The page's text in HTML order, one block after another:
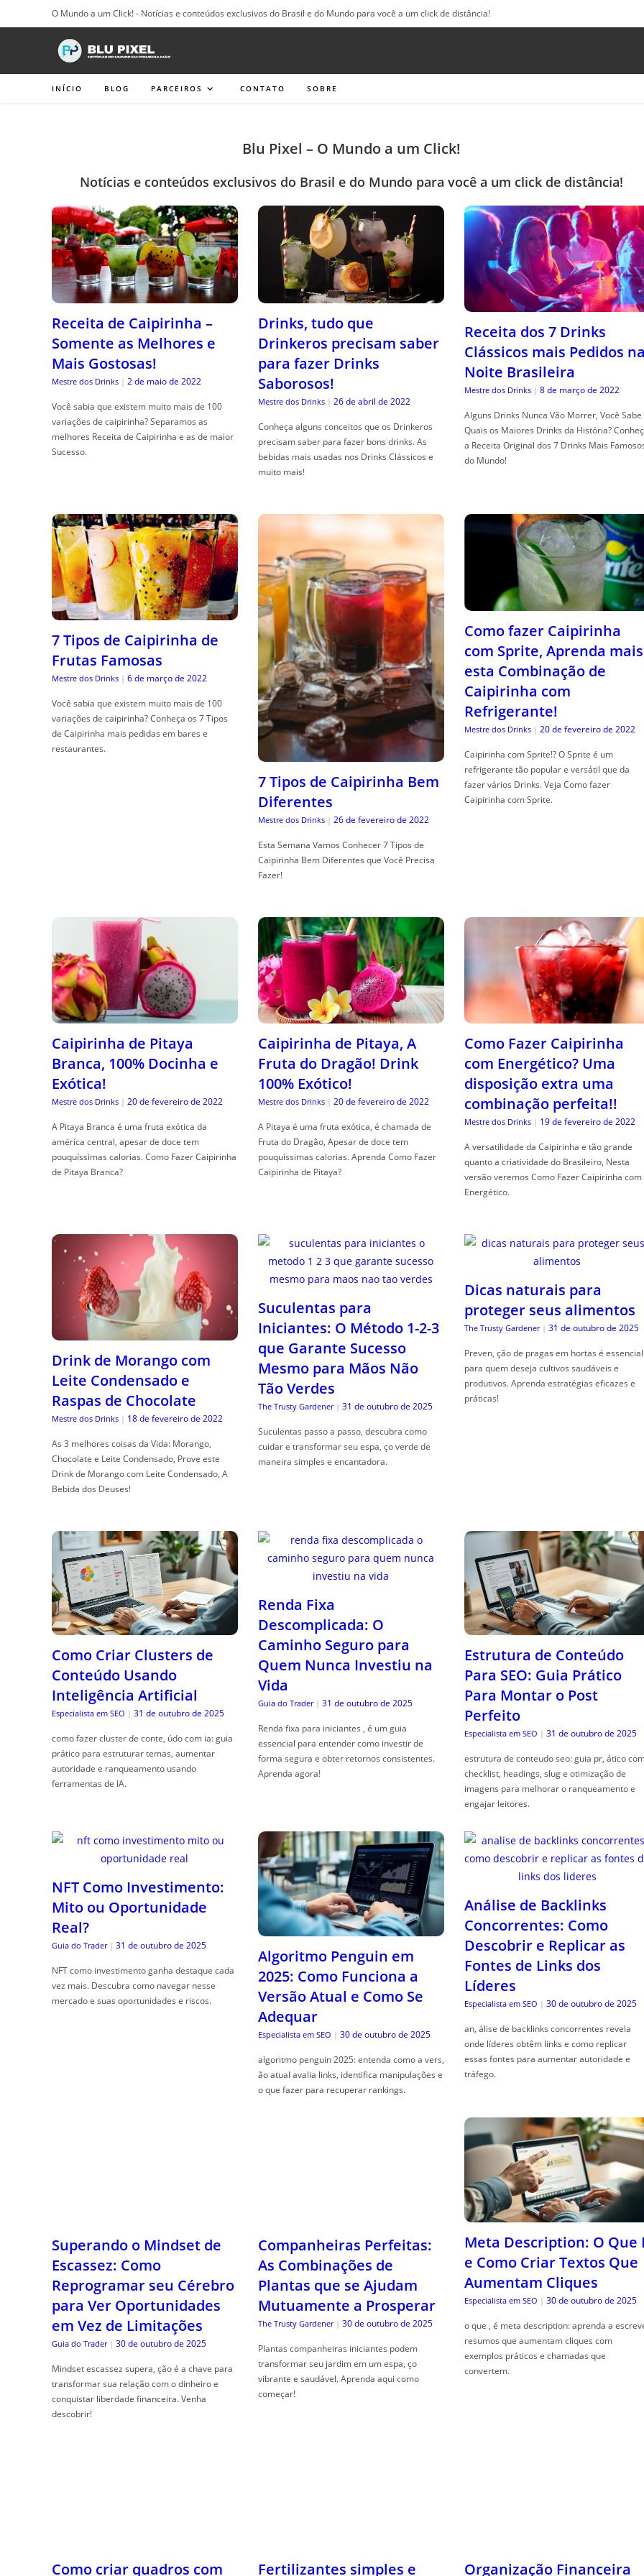
para
O Mundo a um Click! - Notícias e conteúdos exclusivos do Brasil e do Mundo para você a um click de distância!
INÍCIO BLOG PARCEIROS CONTATO SOBRE
Blu Pixel – O Mundo a um Click!
Notícias e conteúdos exclusivos do Brasil e do Mundo para você a um click de distância!
Receita de Caipirinha –
Somente as Melhores e
Mais Gostosas!
Mestre dos Drinks | 2 de maio de 2022
Você sabia que existem muito mais de 100
variações de caipirinha? Separamos as
melhores Receita de Caipirinha e as de maior
Sucesso.
Drinks, tudo que
Drinkeros precisam saber
para fazer Drinks
Saborosos!
Mestre dos Drinks | 26 de abril de 2022
Conheça alguns conceitos que os Drinkeros
precisam saber para fazer bons drinks. As
bebidas mais usadas nos Drinks Clássicos e
muito mais!
Receita dos 7 Drinks
Clássicos mais Pedidos
Noite Brasileira
Mestre dos Drinks | 8 de março de 2022
Alguns Drinks Nunca Vão Morrer, Você Sabe
Quais os Maiores Drinks da História?
a Receita Original dos 7 Drinks Mais
do Mundo!
7 Tipos de Caipirinha de
Frutas Famosas
Mestre dos Drinks | 6 de março de 2022
Você sabia que existem muito mais de 100
variações de caipirinha? Conheça os 7 Tipos
de Caipirinha mais pedidas em bares e
restaurantes.
7 Tipos de Caipirinha Bem
Diferentes
Mestre dos Drinks | 26 de fevereiro de 2022
Esta Semana Vamos Conhecer 7 Tipos de
Caipirinha Bem Diferentes que Você Precisa
Fazer!
Como fazer Caipirinha
com Sprite, Aprenda mais
esta Combinação de
Caipirinha com
Refrigerante!
Mestre dos Drinks | 20 de fevereiro de 2022
Caipirinha com Sprite!? O Sprite é um
refrigerante tão popular e versátil que da
fazer vários Drinks. Veja Como fazer
Caipirinha com Sprite.
Caipirinha de Pitaya
Branca, 100% Docinha e
Exótica!
Mestre dos Drinks | 20 de fevereiro de 2022
A Pitaya Branca é uma fruta exótica da
américa central, apesar de doce tem
pouquíssimas calorias. Como Fazer Caipirinha
de Pitaya Branca?
Caipirinha de Pitaya, A
Fruta do Dragão! Drink
100% Exótico!
Mestre dos Drinks | 20 de fevereiro de 2022
A Pitaya é uma fruta exótica, é chamada de
Fruta do Dragão, Apesar de doce tem
pouquíssimas calorias. Aprenda Como Fazer
Caipirinha de Pitaya?
Como Fazer Caipirinha
com Energético? Uma
disposição extra uma
combinação perfeita!!
Mestre dos Drinks | 19 de fevereiro de 2022
A versatilidade da Caipirinha e tão grande
quanto a criatividade do Brasileiro, Nesta
versão veremos Como Fazer Caipirinha com
Energético.
Drink de Morango com
Leite Condensado e
Raspas de Chocolate
Mestre dos Drinks | 18 de fevereiro de 2022
As 3 melhores coisas da Vida: Morango,
Chocolate e Leite Condensado, Prove este
Drink de Morango com Leite Condensado, A
Bebida dos Deuses!
Suculentas para
Iniciantes: O Método 1-2-3
que Garante Sucesso
Mesmo para Mãos Não
Tão Verdes
The Trusty Gardener | 31 de outubro de 2025
Suculentas passo a passo, descubra como
cuidar e transformar seu espa, ço verde de
maneira simples e encantadora.
Dicas naturais para
proteger seus alimentos
The Trusty Gardener | 31 de outubro de 2025
Preven, ção de pragas em hortas é essencial
para quem deseja cultivos saudáveis e
produtivos. Aprenda estratégias eficazes e
práticas!
Como Criar Clusters de
Conteúdo Usando
Inteligência Artificial
Especialista em SEO | 31 de outubro de 2025
como fazer cluster de conte, údo com ia: guia
prático para estruturar temas, aumentar
autoridade e ranqueamento usando
ferramentas de IA.
Renda Fixa
Descomplicada: O
Caminho Seguro para
Quem Nunca Investiu na
Vida
Guia do Trader | 31 de outubro de 2025
Renda fixa para iniciantes , é um guia
essencial para entender como investir de
forma segura e obter retornos consistentes.
Aprenda agora!
Estrutura de Conteúdo
Para SEO: Guia Prático
Para Montar o Post
Perfeito
Especialista em SEO | 31 de outubro de 2025
estrutura de conteudo seo: guia pr, ático
checklist, headings, slug e otimização de
imagens para melhorar o ranqueamento e
engajar leitores.
NFT Como Investimento:
Mito ou Oportunidade
Real?
Guia do Trader | 31 de outubro de 2025
NFT como investimento ganha destaque cada
vez mais. Descubra como navegar nesse
mercado e suas oportunidades e riscos.
Algoritmo Penguin em
2025: Como Funciona a
Versão Atual e Como Se
Adequar
Especialista em SEO | 30 de outubro de 2025
algoritmo penguin 2025: entenda como a vers,
ão atual avalia links, identifica manipulações e
o que fazer para recuperar rankings.
Análise de Backlinks
Concorrentes: Como
Descobrir e Replicar as
Fontes de Links dos
Líderes
Especialista em SEO | 30 de outubro de 2025
an, álise de backlinks concorrentes revela
onde líderes obtêm links e como replicar
essas fontes para aumentar autoridade e
tráfego.
Reprogramar seu Cérebro
para Ver Oportunidades
em Vez de Limitações
Guia do Trader | 30 de outubro de 2025
Mindset escassez supera, ção é a chave para
transformar sua relação com o dinheiro e
conquistar liberdade financeira. Venha
descobrir!
Companheiras Perfeitas:
As Combinações de
Plantas que se Ajudam
Mutuamente a Prosperar
The Trusty Gardener | 30 de outubro de 2025
Plantas companheiras iniciantes podem
transformar seu jardim em um espa, ço
vibrante e saudável. Aprenda aqui como
começar!
Meta Description: O Que
e Como Criar Textos Que
Aumentam Cliques
Especialista em SEO | 30 de outubro de 2025
o que , é meta description: aprenda a
resumos que aumentam cliques com
exemplos práticos e chamadas que
convertem.
plantas naturais
orgânicos para começar
Doméstica: O Sistema de